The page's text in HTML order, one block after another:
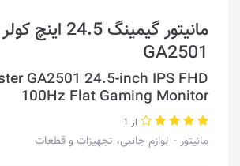
مانیتور گیمینگ
GA2501
GA2501 24.5-inch IPS FHD
100Hz Flat Gaming Monitor
از 1
مانیتور لوازم جانبی، تجهیزات و قطعات